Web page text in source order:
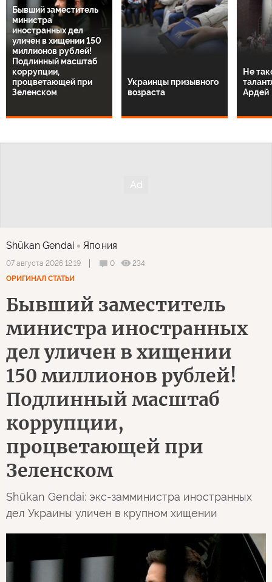
Бывший заместитель
министра
иностранных дел
уличен в хищении 150
миллионов рублей!
Подлинный масштаб
коррупции,
процветающей при
Зеленском
Украинцы призывного
возраста
Не
Ардей
Shūkan Gendai Япония
07 августа 2026 12:19 0
234
ОРИГИНАЛ СТАТЬИ
Бывший заместитель
министра иностранных
дел уличен в хищении
150 миллионов рублей!
Подлинный масштаб
коррупции,
процветающей при
Зеленском
Shūkan Gendai: экс-замминистра иностранных
дел Украины уличен в крупном хищении